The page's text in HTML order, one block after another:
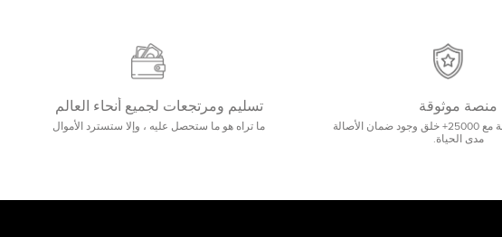
منصة موثوقة
صفيحة موثوقة وآمنة مع 25000+ خلق وجود ضمان الأصالة
مدى الحياة.
تسليم ومرتجعات لجميع أنحاء العالم
ما تراه هو ما ستحصل عليه ، وإلا ستسترد الأموال